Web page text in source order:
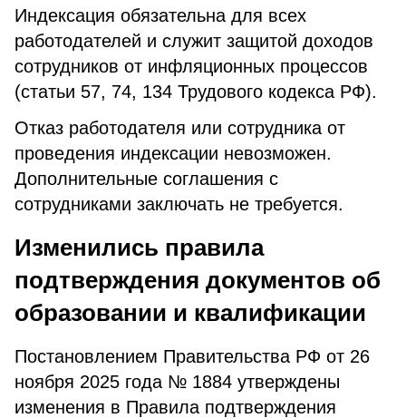
Индексация обязательна для всех
работодателей и служит защитой доходов
сотрудников от инфляционных процессов
(статьи 57, 74, 134 Трудового кодекса РФ).
Отказ работодателя или сотрудника от
проведения индексации невозможен.
Дополнительные соглашения с
сотрудниками заключать не требуется.
Изменились правила
подтверждения документов об
образовании и квалификации
Постановлением Правительства РФ от 26
ноября 2025 года № 1884 утверждены
изменения в Правила подтверждения